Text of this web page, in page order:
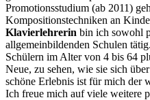
Promotionsstudium (ab 2011)
Kompositionstechniken an
Klavierlehrerin bin ich sowohl
allgemeinbildenden Schulen
Schülern im Alter von 4 bis 64
Neue, zu sehen, wie sie sich
schöne Erlebnis ist für mich der
Ich freue mich auf viele weitere